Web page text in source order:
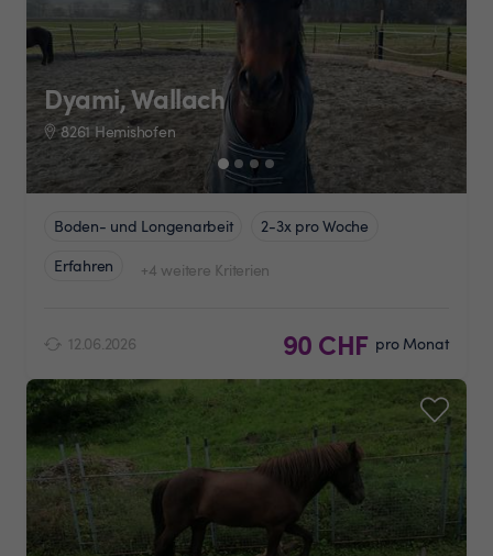
Dyami, Wallach
8261 Hemishofen
Boden- und Longenarbeit
2-3x pro Woche
Erfahren
+4 weitere Kriterien
12.06.2026 90 CHF pro Monat